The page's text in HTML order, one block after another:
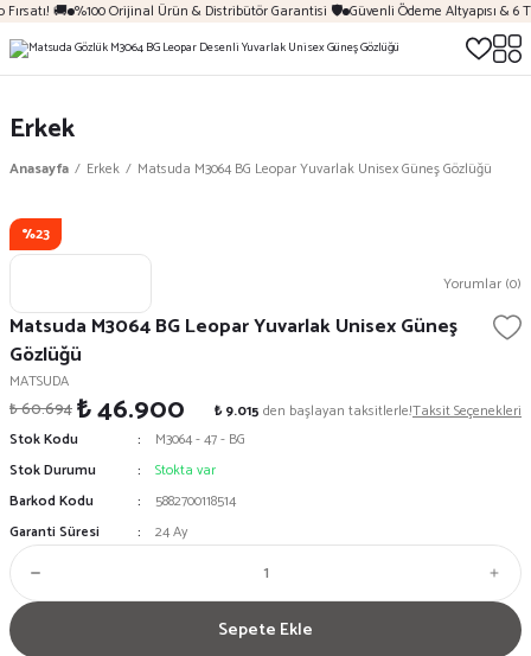
🚚 %100 Orijinal Ürün & Distribütör Garantisi 🛡️ Güvenli Ödeme Altyapısı & 6
Erkek
Anasayfa Erkek Matsuda M3064 BG Leopar Yuvarlak Unisex Güneş Gözlüğü
%23
Yorumlar (0)
Matsuda M3064 BG Leopar Yuvarlak Unisex Güneş
Gözlüğü
MATSUDA
₺ 60.694₺ 46.900 ₺ 9.015 den başlayan taksitlerle!Taksit Seçenekleri
Stok Kodu
M3064 - 47 - BG
Stok Durumu
Stokta var
Barkod Kodu
5882700118514
Garanti Süresi
24 Ay
Sepete Ekle